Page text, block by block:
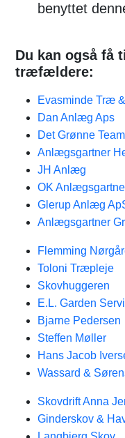
benyttet
Du kan også få
træfældere:
Evasminde Træ
Dan Anlæg Aps
Det Grønne
Anlægsgartner
JH Anlæg
OK
Glerup Anlæg
Anlægsgartner
Flemming
Toloni Træpleje
Skovhuggeren
E.L. Garden
Bjarne Pedersen
Steffen Møller
Hans Jacob
Wassard &
Skovdrift Anna
Ginderskov &